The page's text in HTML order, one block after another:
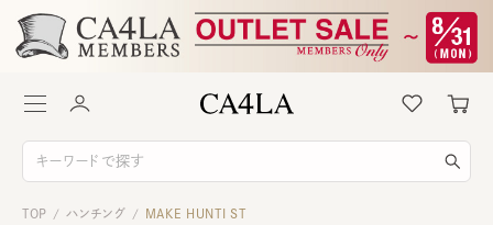
TOP / ハンチング / MAKE HUNTI ST